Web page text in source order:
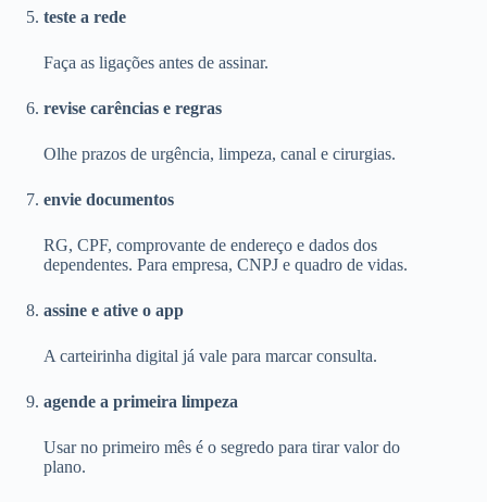
teste a rede
Faça as ligações antes de assinar.
revise carências e regras
Olhe prazos de urgência, limpeza, canal e cirurgias.
envie documentos
RG, CPF, comprovante de endereço e dados dos
dependentes. Para empresa, CNPJ e quadro de vidas.
assine e ative o app
A carteirinha digital já vale para marcar consulta.
agende a primeira limpeza
Usar no primeiro mês é o segredo para tirar valor do
plano.